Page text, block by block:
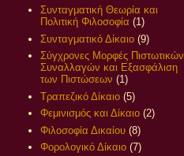
Συνταγματική Θεωρία και
Πολιτική Φιλοσοφία (1)
Συνταγματικό Δίκαιο (9)
Σύγχρονες Μορφές Πιστωτικών
Συναλλαγών και Εξασφάλιση
των Πιστώσεων (1)
Τραπεζικό Δίκαιο (5)
Φεμινισμός και Δίκαιο (2)
Φιλοσοφία Δικαίου (8)
Φορολογικό Δίκαιο (7)